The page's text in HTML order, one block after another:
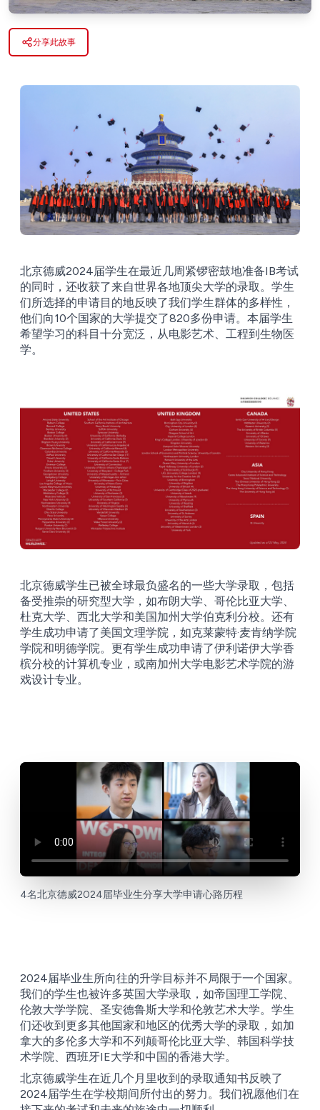
分享此故事
北京德威2024届学生在最近几周紧锣密鼓地准备IB考试
的同时，还收获了来自世界各地顶尖大学的录取。学生
们所选择的申请目的地反映了我们学生群体的多样性，
他们向10个国家的大学提交了820多份申请。本届学生
希望学习的科目十分宽泛，从电影艺术、工程到生物医
学。
北京德威学生已被全球最负盛名的一些大学录取，包括
备受推崇的研究型大学，如布朗大学、哥伦比亚大学、
杜克大学、西北大学和美国加州大学伯克利分校。还有
学生成功申请了美国文理学院，如克莱蒙特·麦肯纳学院
学院和明德学院。更有学生成功申请了伊利诺伊大学香
槟分校的计算机专业，或南加州大学电影艺术学院的游
戏设计专业。
4名北京德威2024届毕业生分享大学申请心路历程
2024届毕业生所向往的升学目标并不局限于一个国家。
我们的学生也被许多英国大学录取，如帝国理工学院、
伦敦大学学院、圣安德鲁斯大学和伦敦艺术大学。学生
们还收到更多其他国家和地区的优秀大学的录取，如加
拿大的多伦多大学和不列颠哥伦比亚大学、韩国科学技
术学院、西班牙IE大学和中国的香港大学。
北京德威学生在近几个月里收到的录取通知书反映了
2024届学生在学校期间所付出的努力。我们祝愿他们在